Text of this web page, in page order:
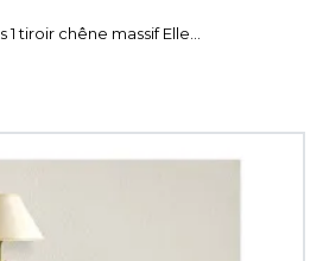
tiroir chêne massif Elle...